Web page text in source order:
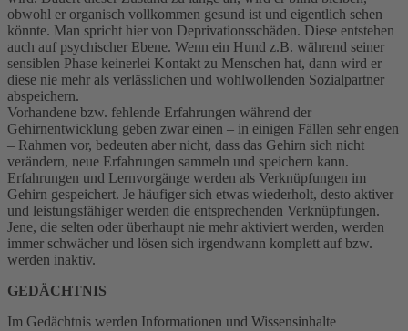
obwohl er organisch vollkommen gesund ist und eigentlich sehen
könnte. Man spricht hier von Deprivationsschäden. Diese entstehen
auch auf psychischer Ebene. Wenn ein Hund z.B. während seiner
sensiblen Phase keinerlei Kontakt zu Menschen hat, dann wird er
diese nie mehr als verlässlichen und wohlwollenden Sozialpartner
abspeichern.
Vorhandene bzw. fehlende Erfahrungen während der
Gehirnentwicklung geben zwar einen – in einigen Fällen sehr engen
– Rahmen vor, bedeuten aber nicht, dass das Gehirn sich nicht
verändern, neue Erfahrungen sammeln und speichern kann.
Erfahrungen und Lernvorgänge werden als Verknüpfungen im
Gehirn gespeichert. Je häufiger sich etwas wiederholt, desto aktiver
und leistungsfähiger werden die entsprechenden Verknüpfungen.
Jene, die selten oder überhaupt nie mehr aktiviert werden, werden
immer schwächer und lösen sich irgendwann komplett auf bzw.
werden inaktiv.
GEDÄCHTNIS
Im Gedächtnis werden Informationen und Wissensinhalte